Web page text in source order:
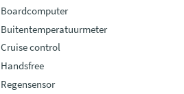
Boardcomputer
Buitentemperatuurmeter
Cruise control
Handsfree
Regensensor